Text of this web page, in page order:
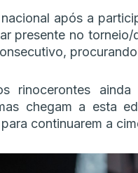
após a
presente no
rinocerontes
chegam a esta
continuarem a